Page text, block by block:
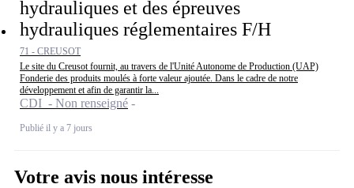
hydrauliques et des épreuves
hydrauliques réglementaires F/H
71 - CREUSOT
Le site du Creusot fournit, au travers de l'Unité Autonome de Production (UAP)
Fonderie des produits moulés à forte valeur ajoutée. Dans le cadre de notre
développement et afin de garantir la...
CDI - Non renseigné
Publié il y a 7 jours
Votre avis nous intéresse